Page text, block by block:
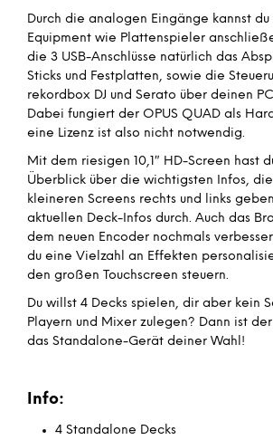
Durch die analogen Eingänge kannst
Equipment wie Plattenspieler
die 3 USB-Anschlüsse natürlich das
Sticks und Festplatten, sowie die
rekordbox DJ und Serato über deinen
Dabei fungiert der OPUS QUAD als
eine Lizenz ist also nicht notwendig.
Mit dem riesigen 10,1″ HD-Screen hast
Überblick über die wichtigsten Infos,
kleineren Screens rechts und links
aktuellen Deck-Infos durch. Auch das
dem neuen Encoder nochmals
du eine Vielzahl an Effekten
den großen Touchscreen steuern.
Du willst 4 Decks spielen, dir aber kein
Playern und Mixer zulegen? Dann ist
das Standalone-Gerät deiner Wahl!
Info:
4 Standalone Decks